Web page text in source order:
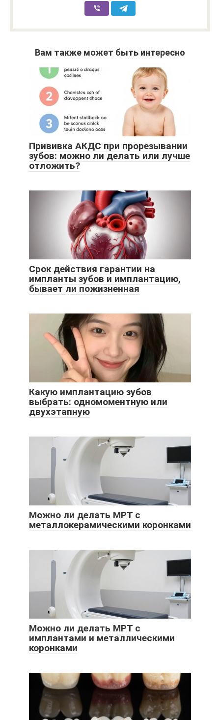
Вам также может быть интересно
Прививка АКДС при прорезывании
зубов: можно ли делать или лучше
отложить?
Срок действия гарантии на
импланты зубов и имплантацию,
бывает ли пожизненная
Какую имплантацию зубов
выбрать: одномоментную или
двухэтапную
Можно ли делать МРТ с
металлокерамическими коронками
Можно ли делать МРТ с
имплантами и металлическими
коронками